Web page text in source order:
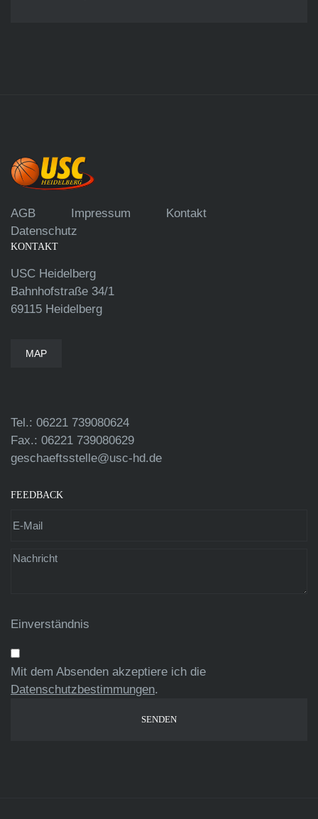
AGB Impressum
Kontakt
Datenschutz
KONTAKT
USC Heidelberg
Bahnhofstraße 34/1
69115 Heidelberg
MAP
Tel.: 06221 739080624
Fax.: 06221 739080629
geschaeftsstelle@usc-hd.de
FEEDBACK
Einverständnis
Mit dem Absenden akzeptiere ich die
Datenschutzbestimmungen.